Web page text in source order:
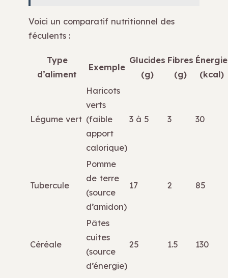
Voici un comparatif nutritionnel des
féculents :
Type
d’aliment
Exemple
Glucides
(g)
Fibres
(g)
Énergie
(kcal)
Légume vert
Haricots
verts
(faible
apport
calorique)
3 à 5 3 30
Tubercule
Pomme
de terre
(source
d’amidon)
17 2 85
Céréale
Pâtes
cuites
(source
d’énergie)
25 1.5 130